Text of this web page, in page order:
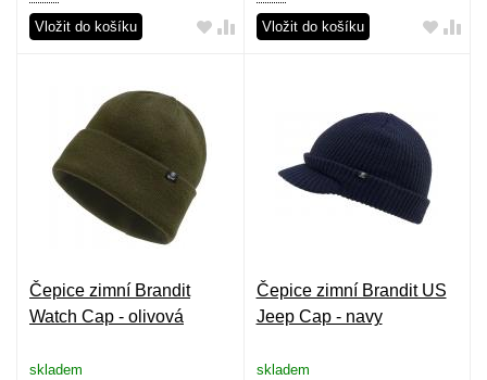
Vložit do košíku Vložit do košíku
Čepice zimní Brandit
Watch Cap - olivová
skladem
Čepice zimní Brandit US
Jeep Cap - navy
skladem